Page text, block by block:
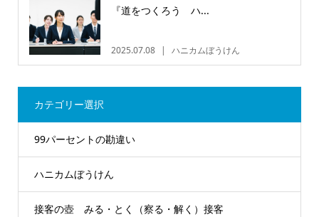
『道をつくろう ハ...
2025.07.08 ハニカムぼうけん
カテゴリー選択
99パーセントの勘違い
ハニカムぼうけん
接客の壺 みる・とく（察る・解く）接客